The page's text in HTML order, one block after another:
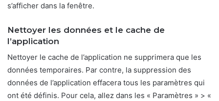
s’afficher dans la fenêtre.
Nettoyer les données et le cache de
l’application
Nettoyer le cache de l’application ne supprimera que les
données temporaires. Par contre, la suppression des
données de l’application effacera tous les paramètres qui
ont été définis. Pour cela, allez dans les « Paramètres » > «